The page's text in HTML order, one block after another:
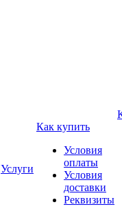
Услуги
Как купить
Условия
оплаты
Условия
доставки
Реквизиты